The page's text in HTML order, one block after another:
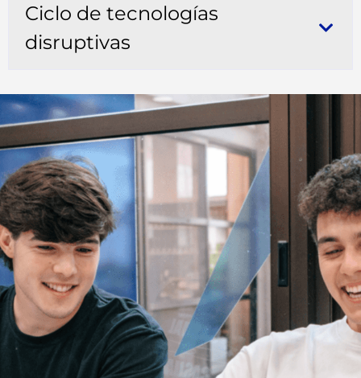
Ciclo de tecnologías
disruptivas